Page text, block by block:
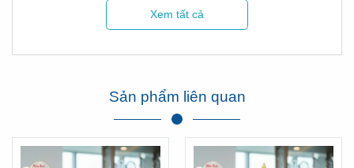
Xem thêm phản hồi của Sacombank về chúng tôi tại đây:
Xem tất cả
Sản phẩm liên quan